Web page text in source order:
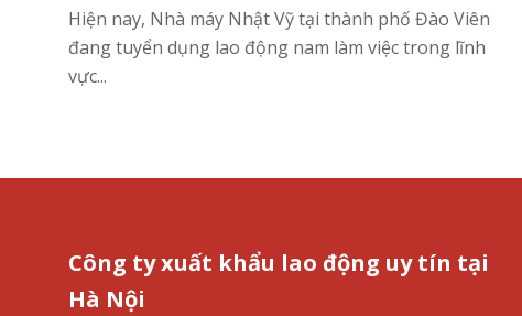
Hiện nay, Nhà máy Nhật Vỹ tại thành phố Đào Viên
đang tuyển dụng lao động nam làm việc trong lĩnh
vực...
Công ty xuất khẩu lao động uy tín tại
Hà Nội